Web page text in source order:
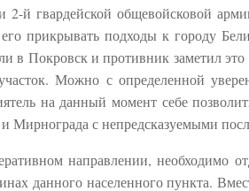
2-й гвардейской общевойсковой
прикрывать подходы к городу
Покровск и противник заметил это
Можно с определенной
на данный момент себе
Мирнограда с непредсказуемыми
направлении, необходимо
данного населенного пункта.